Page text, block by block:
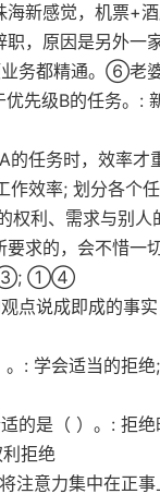
新感觉，机票+
，原因是另外一
务都精通。⑥老
先级B的任务。:
任务时，效率才
效率; 划分各个
权利、需求与别
求的，会不惜
①③; ①④
点说成即成的事
: 学会适当的拒
的是（ ）。: 拒
拒绝
注意力集中在正